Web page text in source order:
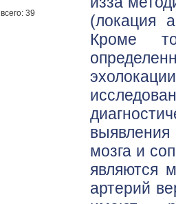
всего: 39
(локация
Кроме
мозга и
являются
артерий